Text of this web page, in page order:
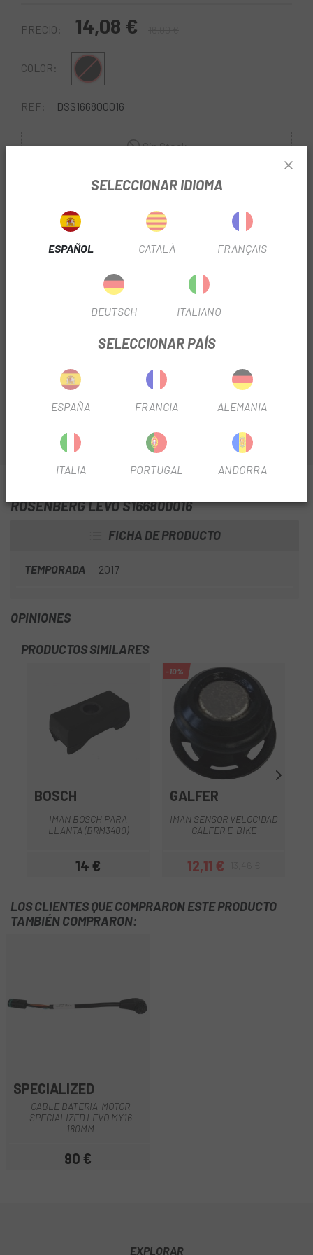
PRECIO: 14,08 €
COLOR: Negro
REF: DSS166800016
Sin Stock
AVÍSAME CUANDO ESTÉ DISPONIBLE
tornillos incluidos.
TPR Shorea 95, INCL. 3XSUS303 Screws AND 3XBRASS
ROSENBERG LEVO S166800016
FICHA DE PRODUCTO
TEMPORADA 2017
OPINIONES
PRODUCTOS SIMILARES
BOSCH
IMAN BOSCH PARA
LLANTA (BRM3400)
Precio
14 €
-10%
GALFER
IMAN SENSOR VELOCIDAD
GALFER E-BIKE
Precio
12,11 €Precio regular
LOS CLIENTES QUE COMPRARON ESTE PRODUCTO
TAMBIÉN COMPRARON:
SPECIALIZED
CABLE BATERIA-MOTOR
SPECIALIZED LEVO MY16
180MM
Precio
90 €
EXPLORAR
SELECCIONAR IDIOMA
ESPAÑOL CATALÀ FRANÇAIS
DEUTSCH ITALIANO
SELECCIONAR PAÍS
ESPAÑA FRANCIA ALEMANIA
ITALIA PORTUGAL ANDORRA